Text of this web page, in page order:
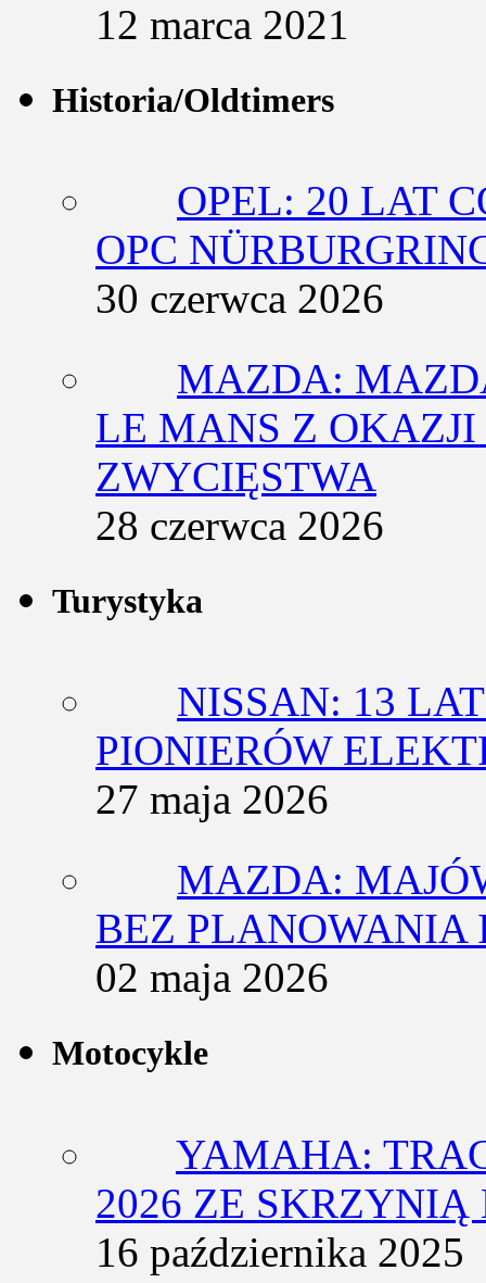
12 marca 2021
Historia/Oldtimers
OPEL: 20 LAT
OPC
30 czerwca 2026
MAZDA:
LE MANS Z
ZWYCIĘSTWA
28 czerwca 2026
Turystyka
NISSAN: 13
PIONIERÓW
27 maja 2026
MAZDA:
BEZ PLANOWANIA
02 maja 2026
Motocykle
YAMAHA:
2026 ZE
16 października 2025